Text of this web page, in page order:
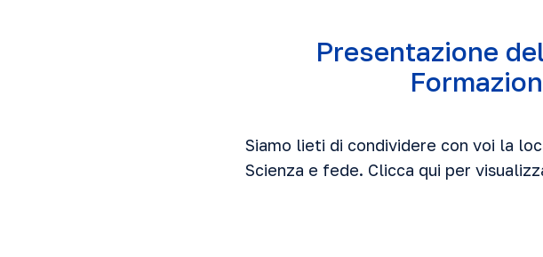
Presentazione
Siamo lieti di condividere con voi la
Scienza e fede. Clicca qui per